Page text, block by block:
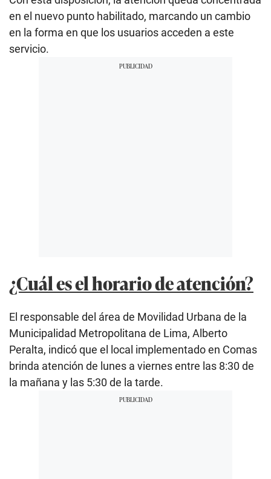
en el nuevo punto habilitado, marcando un cambio
en la forma en que los usuarios acceden a este
servicio.
¿Cuál es el horario de atención?
El responsable del área de Movilidad Urbana de la
Municipalidad Metropolitana de Lima, Alberto
Peralta, indicó que el local implementado en Comas
brinda atención de lunes a viernes entre las 8:30 de
la mañana y las 5:30 de la tarde.